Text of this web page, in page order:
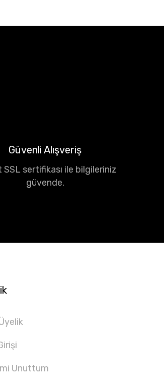
Güvenli Alışveriş
sertifikası ile bilgileriniz
güvende.
Unuttum